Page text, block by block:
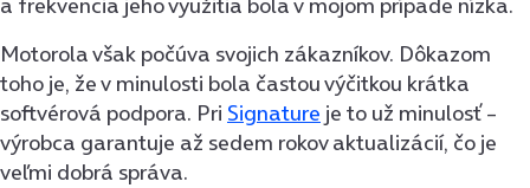
Motorola však počúva svojich zákazníkov. Dôkazom
toho je, že v minulosti bola častou výčitkou krátka
softvérová podpora. Pri Signature je to už minulosť –
výrobca garantuje až sedem rokov aktualizácií, čo je
veľmi dobrá správa.